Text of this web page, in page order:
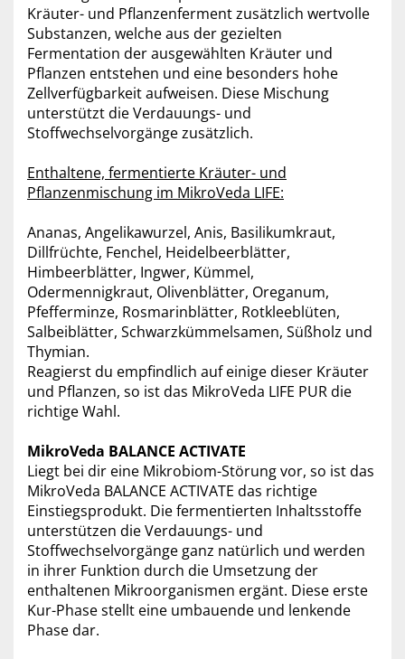
Kräuter- und Pflanzenferment zusätzlich wertvolle
Substanzen, welche aus der gezielten
Fermentation der ausgewählten Kräuter und
Pflanzen entstehen und eine besonders hohe
Zellverfügbarkeit aufweisen. Diese Mischung
unterstützt die Verdauungs- und
Stoffwechselvorgänge zusätzlich.
Enthaltene, fermentierte Kräuter- und
Pflanzenmischung im MikroVeda LIFE:
Ananas, Angelikawurzel, Anis, Basilikumkraut,
Dillfrüchte, Fenchel, Heidelbeerblätter,
Himbeerblätter, Ingwer, Kümmel,
Odermennigkraut, Olivenblätter, Oreganum,
Pfefferminze, Rosmarinblätter, Rotkleeblüten,
Salbeiblätter, Schwarzkümmelsamen, Süßholz und
Thymian.
Reagierst du empfindlich auf einige dieser Kräuter
und Pflanzen, so ist das MikroVeda LIFE PUR die
richtige Wahl.
MikroVeda BALANCE ACTIVATE
Liegt bei dir eine Mikrobiom-Störung vor, so ist das
MikroVeda BALANCE ACTIVATE das richtige
Einstiegsprodukt. Die fermentierten Inhaltsstoffe
unterstützen die Verdauungs- und
Stoffwechselvorgänge ganz natürlich und werden
in ihrer Funktion durch die Umsetzung der
enthaltenen Mikroorganismen ergänt. Diese erste
Kur-Phase stellt eine umbauende und lenkende
Phase dar.